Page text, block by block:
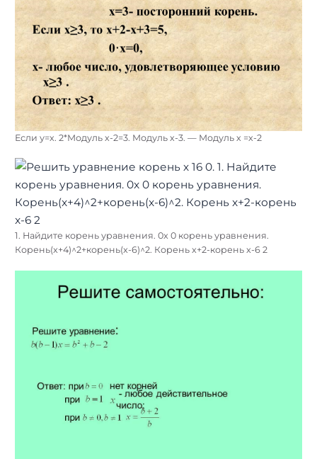
Если у=х. 2*Модуль х-2=3. Модуль х-3. — Модуль х =х-2
1. Найдите корень уравнения. 0x 0 корень уравнения.
Корень(x+4)^2+корень(x-6)^2. Корень x+2-корень x-6 2